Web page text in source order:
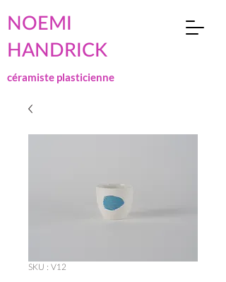
NOEMI
HANDRICK
céramiste plasticienne
SKU : V12